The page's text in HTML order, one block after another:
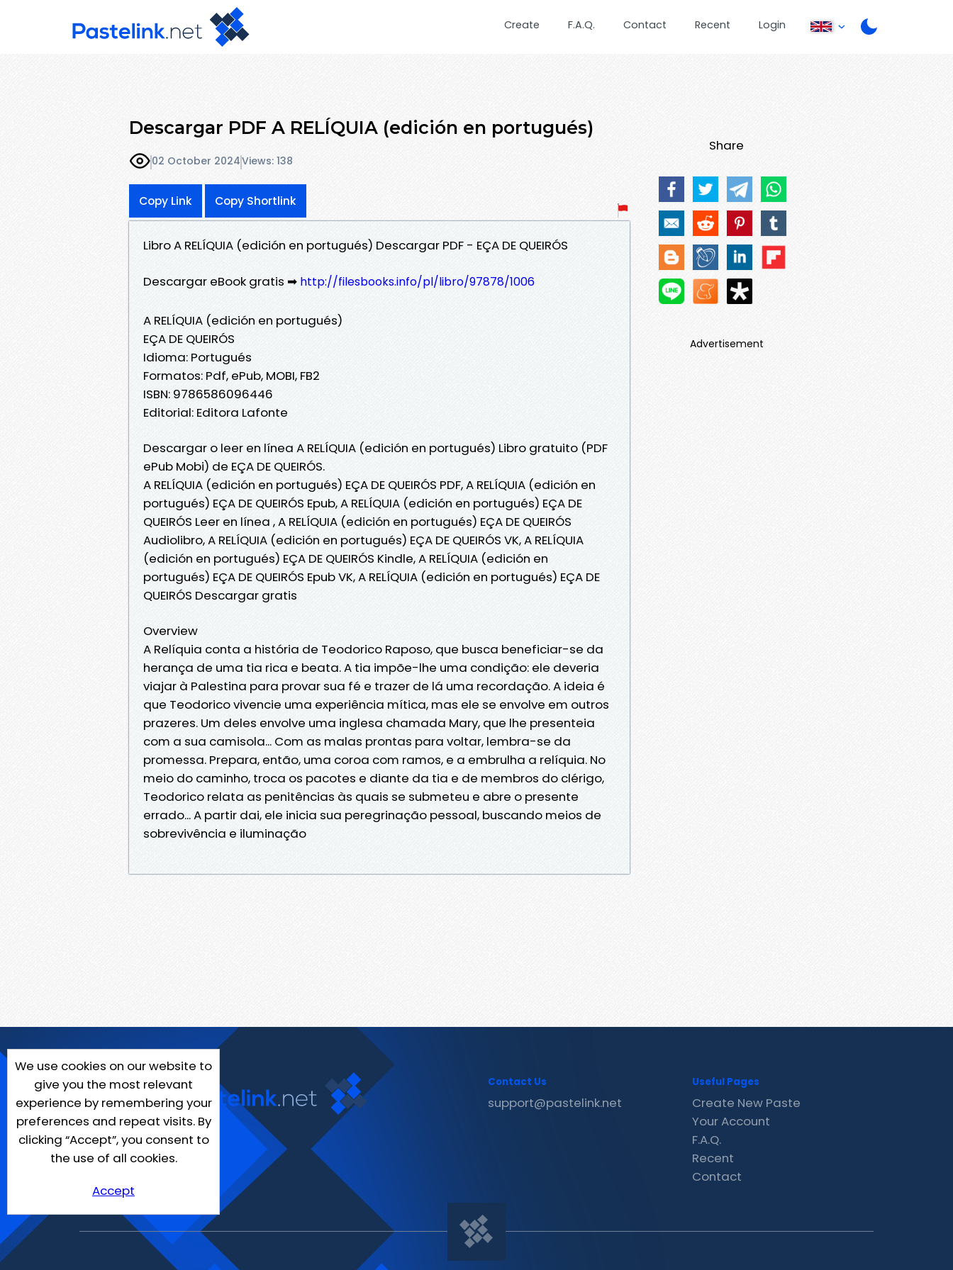
Create F.A.Q. Contact Recent Login
Descargar PDF A RELÍQUIA (edición en portugués)
02 October 2024Views: 138
Copy Link Copy Shortlink
Libro A RELÍQUIA (edición en portugués) Descargar PDF - EÇA DE QUEIRÓS
Descargar eBook gratis ➡ http://filesbooks.info/pl/libro/97878/1006
A RELÍQUIA (edición en portugués)
EÇA DE QUEIRÓS
Idioma: Portugués
Formatos: Pdf, ePub, MOBI, FB2
ISBN: 9786586096446
Editorial: Editora Lafonte
Descargar o leer en línea A RELÍQUIA (edición en portugués) Libro gratuito (PDF
ePub Mobi) de EÇA DE QUEIRÓS.
A RELÍQUIA (edición en portugués) EÇA DE QUEIRÓS PDF, A RELÍQUIA (edición en
portugués) EÇA DE QUEIRÓS Epub, A RELÍQUIA (edición en portugués) EÇA DE
QUEIRÓS Leer en línea , A RELÍQUIA (edición en portugués) EÇA DE QUEIRÓS
Audiolibro, A RELÍQUIA (edición en portugués) EÇA DE QUEIRÓS VK, A RELÍQUIA
(edición en portugués) EÇA DE QUEIRÓS Kindle, A RELÍQUIA (edición en
portugués) EÇA DE QUEIRÓS Epub VK, A RELÍQUIA (edición en portugués) EÇA DE
QUEIRÓS Descargar gratis
Overview
A Relíquia conta a história de Teodorico Raposo, que busca beneficiar-se da
herança de uma tia rica e beata. A tia impõe-lhe uma condição: ele deveria
viajar à Palestina para provar sua fé e trazer de lá uma recordação. A ideia é
que Teodorico vivencie uma experiência mítica, mas ele se envolve em outros
prazeres. Um deles envolve uma inglesa chamada Mary, que lhe presenteia
com a sua camisola... Com as malas prontas para voltar, lembra-se da
promessa. Prepara, então, uma coroa com ramos, e a embrulha a relíquia. No
meio do caminho, troca os pacotes e diante da tia e de membros do clérigo,
Teodorico relata as penitências às quais se submeteu e abre o presente
errado... A partir dai, ele inicia sua peregrinação pessoal, buscando meios de
sobrevivência e iluminação
Share
Advertisement
We use cookies on our website to
give you the most relevant
experience by remembering your
preferences and repeat visits. By
clicking “Accept”, you consent to
the use of all cookies.
Accept
Contact Us
support@pastelink.net
Useful Pages
Create New Paste
Your Account
F.A.Q.
Recent
Contact